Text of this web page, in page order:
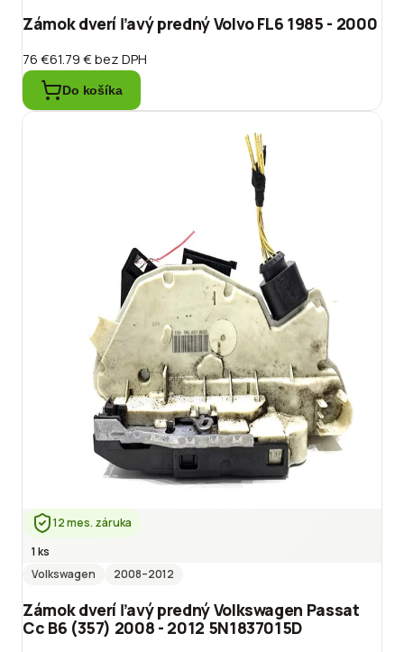
Zámok dverí ľavý predný Volvo FL6 1985 - 2000
76 €61.79 €bez DPH
Do košíka
12 mes. záruka
1 ks
Volkswagen
2008–2012
Zámok dverí ľavý predný Volkswagen Passat
Cc B6 (357) 2008 - 2012 5N1837015D